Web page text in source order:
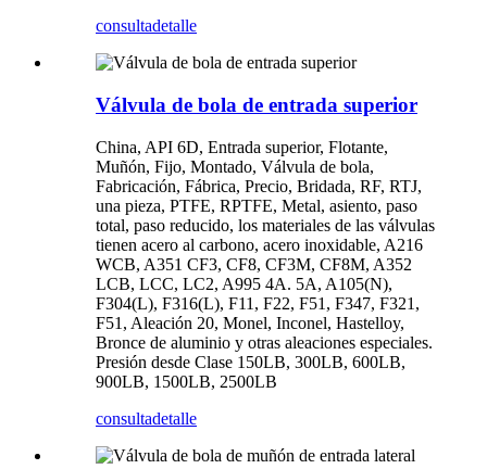
consultadetalle
Válvula de bola de entrada superior
China, API 6D, Entrada superior, Flotante,
Muñón, Fijo, Montado, Válvula de bola,
Fabricación, Fábrica, Precio, Bridada, RF, RTJ,
una pieza, PTFE, RPTFE, Metal, asiento, paso
total, paso reducido, los materiales de las válvulas
tienen acero al carbono, acero inoxidable, A216
WCB, A351 CF3, CF8, CF3M, CF8M, A352
LCB, LCC, LC2, A995 4A. 5A, A105(N),
F304(L), F316(L), F11, F22, F51, F347, F321,
F51, Aleación 20, Monel, Inconel, Hastelloy,
Bronce de aluminio y otras aleaciones especiales.
Presión desde Clase 150LB, 300LB, 600LB,
900LB, 1500LB, 2500LB
consultadetalle